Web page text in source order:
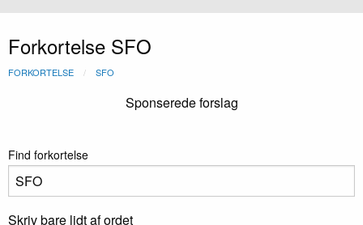
Forkortelse SFO
FORKORTELSE SFO
Sponserede forslag
Find forkortelse
Skriv bare lidt af ordet